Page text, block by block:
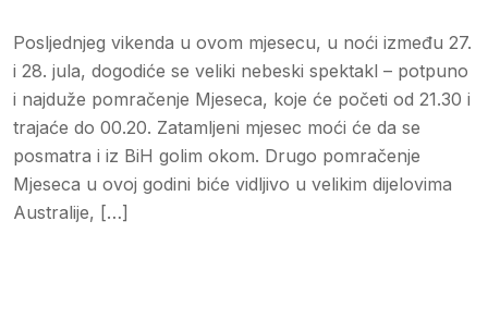
Posljednjeg vikenda u ovom mjesecu, u noći između 27.
i 28. jula, dogodiće se veliki nebeski spektakl – potpuno
i najduže pomračenje Mjeseca, koje će početi od 21.30 i
trajaće do 00.20. Zatamljeni mjesec moći će da se
posmatra i iz BiH golim okom. Drugo pomračenje
Mjeseca u ovoj godini biće vidljivo u velikim dijelovima
Australije, […]